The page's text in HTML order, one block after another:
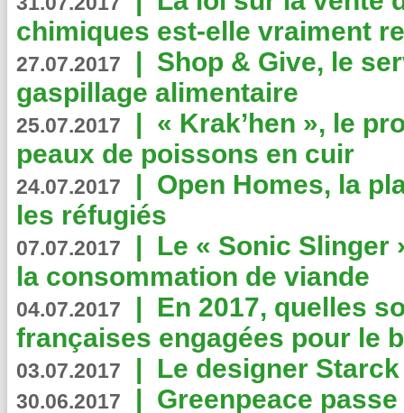
chimiques est-elle vraiment
27.07.2017 | Shop & Give, le
gaspillage alimentaire
25.07.2017 | « Krak’hen », le
peaux de poissons en cuir
24.07.2017 | Open Homes, la
les réfugiés
07.07.2017 | Le « Sonic Slinger
la consommation de viande
04.07.2017 | En 2017, quelles
françaises engagées pour le
03.07.2017 | Le designer
30.06.2017 | Greenpeace